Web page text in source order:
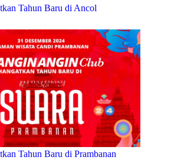
Tahun Baru di Ancol
Tahun Baru di Prambanan